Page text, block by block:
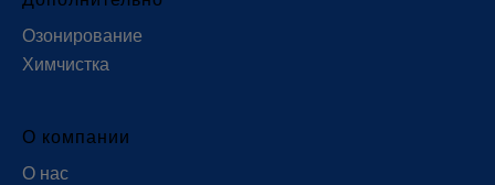
Озонирование
Химчистка
О компании
О нас